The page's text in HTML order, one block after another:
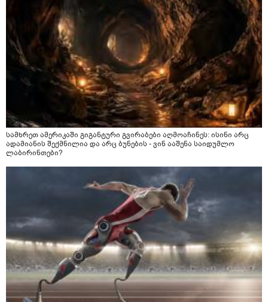
სამხრეთ ამერიკაში გიგანტური გვირაბები აღმოაჩინეს: ისინი არც
ადამიანის შექმნილია და არც ბუნების - ვინ ააშენა საიდუმლო
ლაბირინთები?